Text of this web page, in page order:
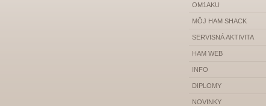
OM1AKU
MÔJ HAM SHACK
SERVISNÁ AKTIVITA
HAM WEB
INFO
DIPLOMY
NOVINKY